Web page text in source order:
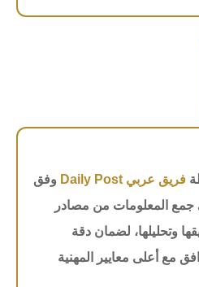
فريق عربي Daily Post
وفق
جمع المعلومات من مصادر
وتحليلها، لضمان دقة
مع أعلى معايير المهنية